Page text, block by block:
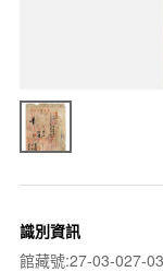
識別資訊
館藏號:27-03-027-03